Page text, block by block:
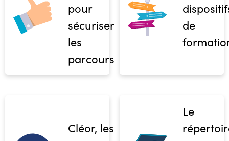
pour
sécuriser
les
parcours
de
Cléor, les
Le